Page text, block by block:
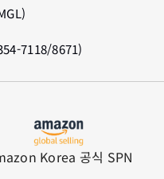
7118/8671)
Korea 공식 SPN